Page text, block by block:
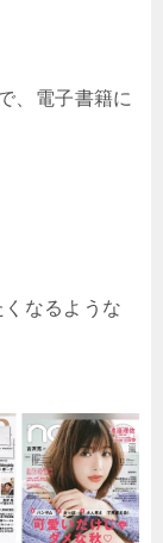
、電子書籍に
なるような